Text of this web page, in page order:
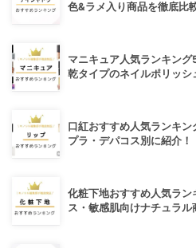
色&ラメ入り商品を徹底比
マニキュア人気ランキン
乾タイプのネイルポリッシ
口紅おすすめ人気ランキ
プラ・デパコス別に紹介！
化粧下地おすすめ人気ラ
ス・敏感肌向けナチュラル